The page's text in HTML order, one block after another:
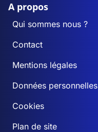
A propos
Qui sommes nous ?
Contact
Mentions légales
Données personnelles
Cookies
Plan de site